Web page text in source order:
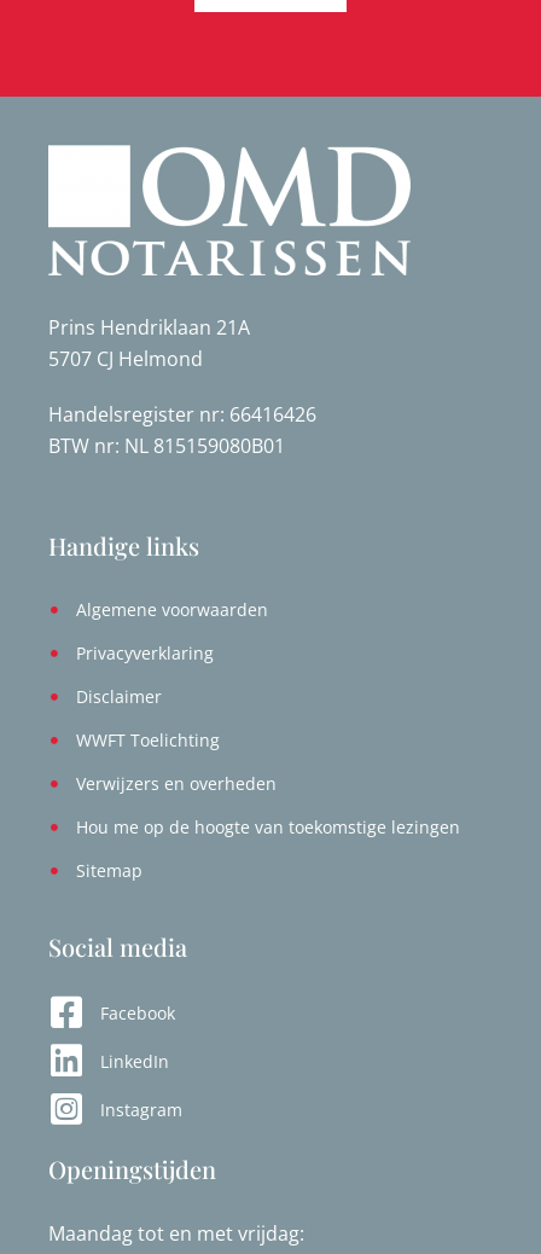
Prins Hendriklaan 21A
5707 CJ Helmond
Handelsregister nr: 66416426
BTW nr: NL 815159080B01
Handige links
Algemene voorwaarden
Privacyverklaring
Disclaimer
WWFT Toelichting
Verwijzers en overheden
Hou me op de hoogte van toekomstige lezingen
Sitemap
Social media
Facebook
LinkedIn
Instagram
Openingstijden
Maandag tot en met vrijdag: